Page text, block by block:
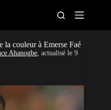
féminine
la couleur à Emerse Faé
Ahanogbe, actualisé le 9